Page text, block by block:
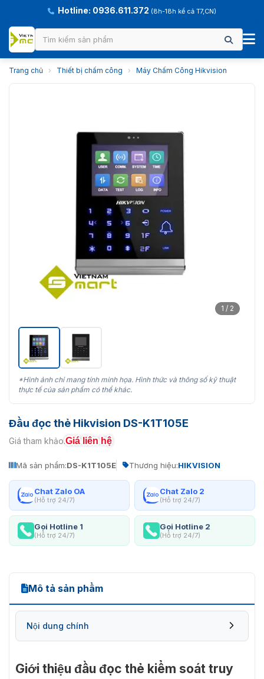
Hotline: 0936.611.372 (8h-18h kể cả T7,CN)
Trang chủ › Thiết bị chấm công › Máy Chấm Công Hikvision
1 / 2
*Hình ảnh chỉ mang tính minh họa. Hình thức và thông số kỹ thuật
thực tế của sản phẩm có thể khác.
Đầu đọc thẻ Hikvision DS-K1T105E
Giá tham khảo:Giá liên hệ
Mã sản phẩm:DS-K1T105E Thương hiệu:HIKVISION
Chat Zalo OA
(Hỗ trợ 24/7)
Chat Zalo 2
(Hỗ trợ 24/7)
Gọi Hotline 1
(Hỗ trợ 24/7)
Gọi Hotline 2
(Hỗ trợ 24/7)
Mô tả sản phẩm
Nội dung chính
Giới thiệu đầu đọc thẻ kiểm soát truy